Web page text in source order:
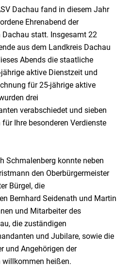
Dachau fand in diesem Jahr
Ehrenabend der
statt. Insgesamt 22
aus dem Landkreis Dachau
Abends die staatliche
aktive Dienstzeit und
für 25-jährige aktive
drei
verabschiedet und sieben
Ihre besonderen Verdienste
Schmalenberg konnte neben
den Oberbürgermeister
Bürgel, die
Bernhard Seidenath und Martin
und Mitarbeiter des
die zuständigen
und Jubilare, sowie die
und Angehörigen der
heißen.